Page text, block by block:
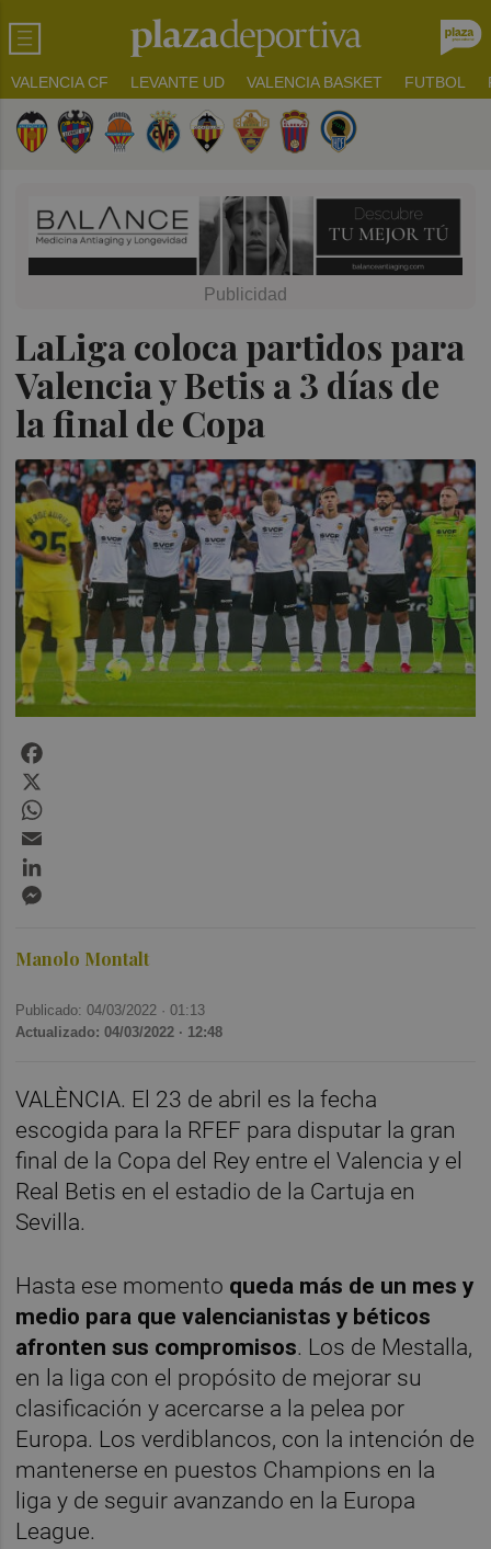
VALENCIA CF LEVANTE UD VALENCIA BASKET FUTBOL
LaLiga coloca partidos para
Valencia y Betis a 3 días de
la final de Copa
Manolo Montalt
Publicado: 04/03/2022 ·01:13
Actualizado: 04/03/2022 · 12:48
VALÈNCIA. El 23 de abril es la fecha
escogida para la RFEF para disputar la gran
final de la Copa del Rey entre el Valencia y el
Real Betis en el estadio de la Cartuja en
Sevilla.
Hasta ese momento queda más de un mes y
medio para que valencianistas y béticos
afronten sus compromisos. Los de Mestalla,
en la liga con el propósito de mejorar su
clasificación y acercarse a la pelea por
Europa. Los verdiblancos, con la intención de
mantenerse en puestos Champions en la
liga y de seguir avanzando en la Europa
League.